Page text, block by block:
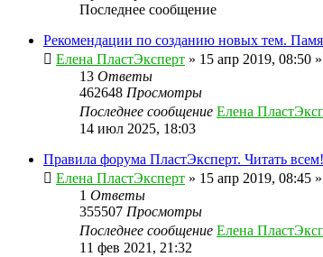
Последнее сообщение
Рекомендации по созданию новых тем.
Елена ПластЭксперт » 15 апр 2019, 08:50
13 Ответы
462648 Просмотры
Последнее сообщение Елена
14 июл 2025, 18:03
Правила форума ПластЭксперт. Читать всем!
Елена ПластЭксперт » 15 апр 2019, 08:45
1 Ответы
355507 Просмотры
Последнее сообщение Елена
11 фев 2021, 21:32